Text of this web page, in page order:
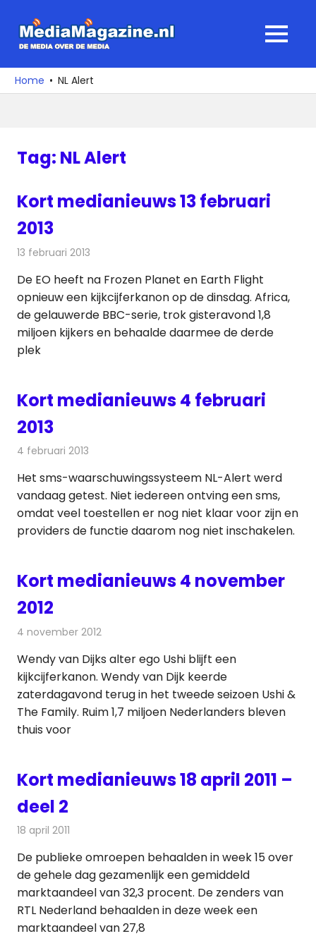
naar
media
over
MENU
Home NL Alert
Tag: NL Alert
Kort medianieuws 13 februari
2013
13 februari 2013
De EO heeft na Frozen Planet en Earth Flight
opnieuw een kijkcijferkanon op de dinsdag. Africa,
de gelauwerde BBC-serie, trok gisteravond 1,8
miljoen kijkers en behaalde daarmee de derde
plek
Kort medianieuws 4 februari
2013
4 februari 2013
Het sms-waarschuwingssysteem NL-Alert werd
vandaag getest. Niet iedereen ontving een sms,
omdat veel toestellen er nog niet klaar voor zijn en
providers de functie daarom nog niet inschakelen.
Kort medianieuws 4 november
2012
4 november 2012
Wendy van Dijks alter ego Ushi blijft een
kijkcijferkanon. Wendy van Dijk keerde
zaterdagavond terug in het tweede seizoen Ushi &
The Family. Ruim 1,7 miljoen Nederlanders bleven
thuis voor
Kort medianieuws 18 april 2011 –
deel 2
18 april 2011
De publieke omroepen behaalden in week 15 over
de gehele dag gezamenlijk een gemiddeld
marktaandeel van 32,3 procent. De zenders van
RTL Nederland behaalden in deze week een
marktaandeel van 27,8